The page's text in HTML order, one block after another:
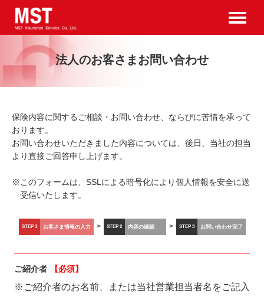
法人のお客さまお問い合わせ
保険内容に関するご相談・お問い合わせ、ならびに苦情を承って
おります。
お問い合わせいただきました内容については、後日、当社の担当
より直接ご回答申し上げます。
※ このフォームは、SSLによる暗号化により個人情報を安全に送
受信いたします。
STEP 1 お客さま情報の入力 > STEP 2 内容の確認 > STEP 3 お問い合わせ完了
ご紹介者 【必須】
※ご紹介者のお名前、または当社営業担当者名をご記入